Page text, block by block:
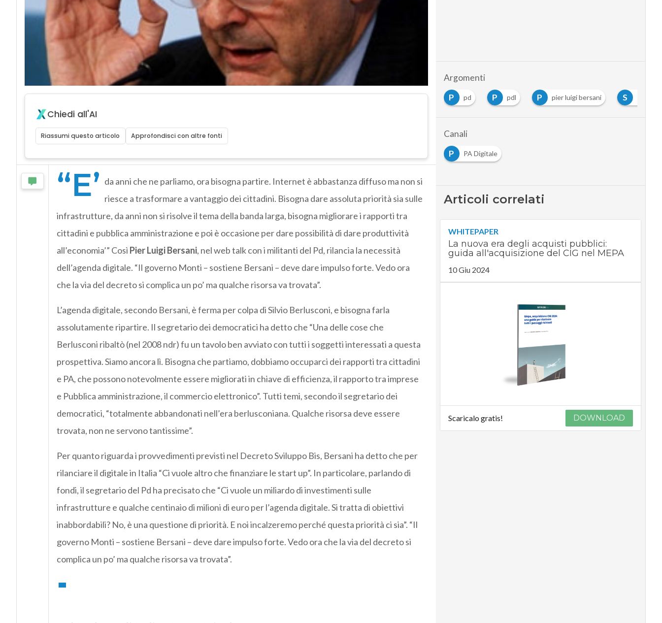
Chiedi all'AI
Riassumi questo articolo Approfondisci con altre fonti
“E’ da anni che ne parliamo, ora bisogna partire. Internet è abbastanza diffuso ma non si
riesce a trasformare a vantaggio dei cittadini. Bisogna dare assoluta priorità sia sulle
infrastrutture, da anni non si risolve il tema della banda larga, bisogna migliorare i rapporti tra
cittadini e pubblica amministrazione e poi è occasione per dare possibilità di dare produttività
all’economia’” Così Pier Luigi Bersani, nel web talk con i militanti del Pd, rilancia la necessità
dell’agenda digitale. “Il governo Monti – sostiene Bersani – deve dare impulso forte. Vedo ora
che la via del decreto si complica un po’ ma qualche risorsa va trovata”.
L’agenda digitale, secondo Bersani, è ferma per colpa di Silvio Berlusconi, e bisogna farla
assolutamente ripartire. Il segretario dei democratici ha detto che “Una delle cose che
Berlusconi ribaltò (nel 2008 ndr) fu un tavolo ben avviato con tutti i soggetti interessati a questa
prospettiva. Siamo ancora lì. Bisogna che partiamo, dobbiamo occuparci dei rapporti tra cittadini
e PA, che possono notevolmente essere migliorati in chiave di efficienza, il rapporto tra imprese
e Pubblica amministrazione, il commercio elettronico”. Tutti temi, secondo il segretario dei
democratici, “totalmente abbandonati nell’era berlusconiana. Qualche risorsa deve essere
trovata, non ne servono tantissime”.
Per quanto riguarda i provvedimenti previsti nel Decreto Sviluppo Bis, Bersani ha detto che per
rilanciare il digitale in Italia “Ci vuole altro che finanziare le start up”. In particolare, parlando di
fondi, il segretario del Pd ha precisato che “Ci vuole un miliardo di investimenti sulle
infrastrutture e qualche centinaio di milioni di euro per l’agenda digitale. Si tratta di obiettivi
inabbordabili? No, è una questione di priorità. E noi incalzeremo perché questa priorità ci sia”. “Il
governo Monti – sostiene Bersani – deve dare impulso forte. Vedo ora che la via del decreto si
complica un po’ ma qualche risorsa va trovata”.
Argomenti
G
P pd P pdl P pier luigi bersani S
Canali
P
PA Digitale
Articoli correlati
WHITEPAPER
La nuova era degli acquisti pubblici:
guida all'acquisizione del CIG nel MEPA
10 Giu 2024
Scaricalo gratis! DOWNLOAD